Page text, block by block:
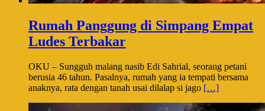
Rumah Panggung di Simpang Empat
Ludes Terbakar
OKU – Sungguh malang nasib Edi Sahrial, seorang petani
berusia 46 tahun. Pasalnya, rumah yang ia tempati bersama
anaknya, rata dengan tanah usai dilalap si jago […]